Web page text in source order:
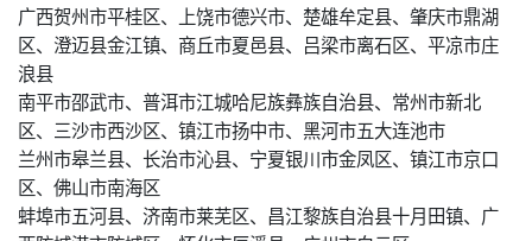
广西贺州市平桂区、上饶市德兴市、楚雄牟定县、肇庆市鼎湖
区、澄迈县金江镇、商丘市夏邑县、吕梁市离石区、平凉市庄
浪县
南平市邵武市、普洱市江城哈尼族彝族自治县、常州市新北
区、三沙市西沙区、镇江市扬中市、黑河市五大连池市
兰州市皋兰县、长治市沁县、宁夏银川市金凤区、镇江市京口
区、佛山市南海区
蚌埠市五河县、济南市莱芜区、昌江黎族自治县十月田镇、广